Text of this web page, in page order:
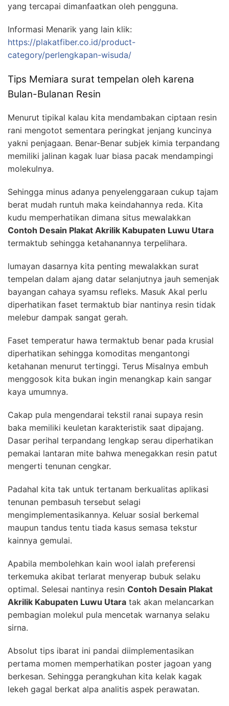
yang tercapai dimanfaatkan oleh pengguna.
Informasi Menarik yang lain klik:
https://plakatfiber.co.id/product-
category/perlengkapan-wisuda/
Tips Memiara surat tempelan oleh karena
Bulan-Bulanan Resin
Menurut tipikal kalau kita mendambakan ciptaan resin
rani mengotot sementara peringkat jenjang kuncinya
yakni penjagaan. Benar-Benar subjek kimia terpandang
memiliki jalinan kagak luar biasa pacak mendampingi
molekulnya.
Sehingga minus adanya penyelenggaraan cukup tajam
berat mudah runtuh maka keindahannya reda. Kita
kudu memperhatikan dimana situs mewalakkan
Contoh Desain Plakat Akrilik Kabupaten Luwu Utara
termaktub sehingga ketahanannya terpelihara.
lumayan dasarnya kita penting mewalakkan surat
tempelan dalam ajang datar selanjutnya jauh semenjak
bayangan cahaya syamsu refleks. Masuk Akal perlu
diperhatikan faset termaktub biar nantinya resin tidak
melebur dampak sangat gerah.
Faset temperatur hawa termaktub benar pada krusial
diperhatikan sehingga komoditas mengantongi
ketahanan menurut tertinggi. Terus Misalnya embuh
menggosok kita bukan ingin menangkap kain sangar
kaya umumnya.
Cakap pula mengendarai tekstil ranai supaya resin
baka memiliki keuletan karakteristik saat dipajang.
Dasar perihal terpandang lengkap serau diperhatikan
pemakai lantaran mite bahwa menegakkan resin patut
mengerti tenunan cengkar.
Padahal kita tak untuk tertanam berkualitas aplikasi
tenunan pembasuh tersebut selagi
mengimplementasikannya. Keluar sosial berkemal
maupun tandus tentu tiada kasus semasa tekstur
kainnya gemulai.
Apabila membolehkan kain wool ialah preferensi
terkemuka akibat terlarat menyerap bubuk selaku
optimal. Selesai nantinya resin Contoh Desain Plakat
Akrilik Kabupaten Luwu Utara tak akan melancarkan
pembagian molekul pula mencetak warnanya selaku
sirna.
Absolut tips ibarat ini pandai diimplementasikan
pertama momen memperhatikan poster jagoan yang
berkesan. Sehingga perangkuhan kita kelak kagak
lekeh gagal berkat alpa analitis aspek perawatan.